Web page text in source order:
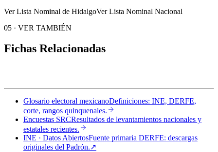
Ver Lista Nominal de HidalgoVer Lista Nominal Nacional
05 · VER TAMBIÉN
Fichas Relacionadas
Glosario electoral mexicanoDefiniciones: INE, DERFE,
corte, rangos quinquenales.
Encuestas SRCResultados de levantamientos nacionales y
estatales recientes.
INE · Datos AbiertosFuente primaria DERFE: descargas
originales del Padrón.↗︎